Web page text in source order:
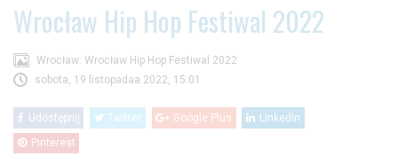
Wrocław Hip Hop Festiwal 2022
Wrocław: Wrocław Hip Hop Festiwal 2022
sobota, 19 listopadaa 2022, 15:01
Udostępnij Twitter Google Plus LinkedIn
Pinterest